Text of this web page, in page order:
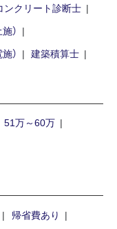
ンクリート診断士
）
） 建築積算士
51万～60万
帰省費あり